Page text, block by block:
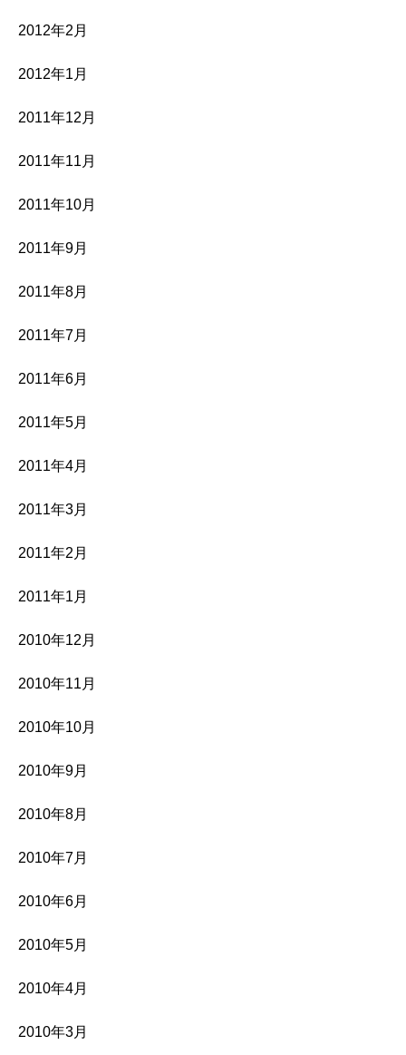
2012年2月
2012年1月
2011年12月
2011年11月
2011年10月
2011年9月
2011年8月
2011年7月
2011年6月
2011年5月
2011年4月
2011年3月
2011年2月
2011年1月
2010年12月
2010年11月
2010年10月
2010年9月
2010年8月
2010年7月
2010年6月
2010年5月
2010年4月
2010年3月